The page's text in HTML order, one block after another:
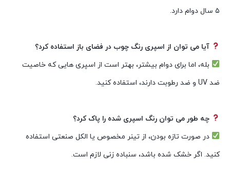
۵ سال دوام دارد.
آیا می توان از اسپری رنگ چوب در فضای باز استفاده کرد؟
بله، اما برای دوام بیشتر، بهتر است از اسپری هایی که خاصیت
ضد UV و ضد رطوبت دارند، استفاده کنید.
چه طور می توان رنگ اسپری شده را پاک کرد؟
در صورت تازه بودن، از تینر مخصوص یا الکل صنعتی استفاده
کنید. اگر خشک شده باشد، سنباده زنی لازم است.